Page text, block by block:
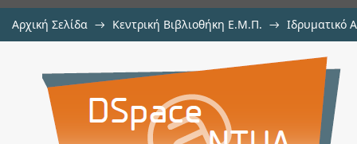
Αρχική Σελίδα → Κεντρική Βιβλιοθήκη Ε.Μ.Π. → Ιδρυματικό
Σχεδιασμός τριώροφου
εκκεντρότητα και άνευ